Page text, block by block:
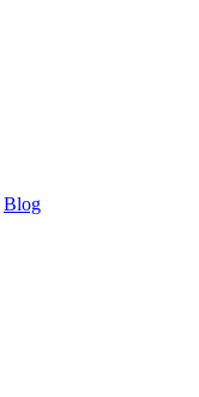
Blog